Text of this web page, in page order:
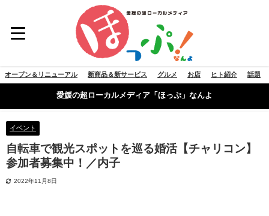
オープン＆リニューアル 新商品＆新サービス グルメ お店 ヒト紹介 話題
愛媛の超ローカルメディア「ほっぷ」なんよ
イベント
自転車で観光スポットを巡る婚活【チャリコン】
参加者募集中！／内子
2022年11月8日